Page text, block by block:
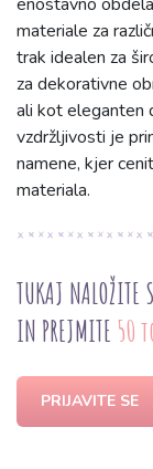
materiale za
trak idealen za
za dekorativne
ali kot eleganten
vzdržljivosti je
namene, kjer
materiala.
TUKAJ NALOŽITE
IN PREJMITE 50
PRIJAVITE SE